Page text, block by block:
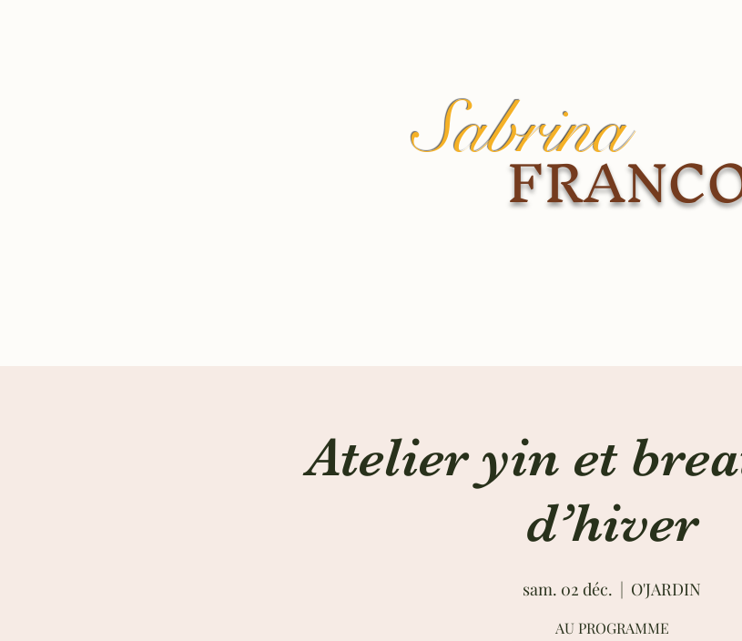
Sabrina
Atelier yin et
d’hiver
sam. 02 déc.
  |
O'JARDIN
AU PROGRAMME